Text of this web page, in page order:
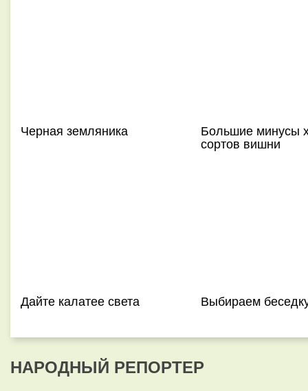
Черная земляника Большие минусы
сортов вишни
Дайте калатее света Выбираем
НАРОДНЫЙ РЕПОРТЕР